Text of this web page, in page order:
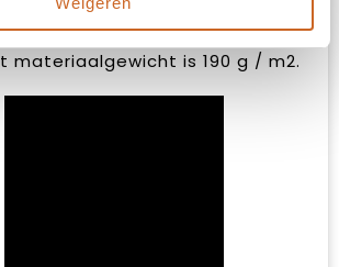
gemaakt van 100%
en AWARE ™ -
materiaalgewicht is 190 g / m2.